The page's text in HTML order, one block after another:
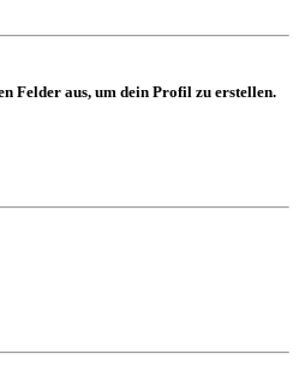
Felder aus, um dein Profil zu erstellen.